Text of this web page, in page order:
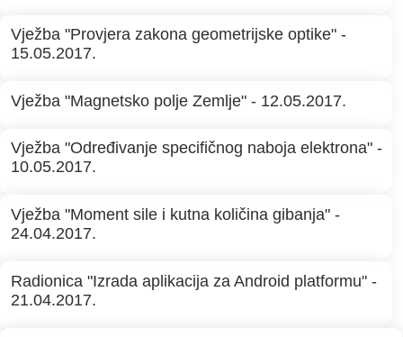
Vježba "Provjera zakona geometrijske optike" -
15.05.2017.
Vježba "Magnetsko polje Zemlje" - 12.05.2017.
Vježba "Određivanje specifičnog naboja elektrona" -
10.05.2017.
Vježba "Moment sile i kutna količina gibanja" -
24.04.2017.
Radionica "Izrada aplikacija za Android platformu" -
21.04.2017.